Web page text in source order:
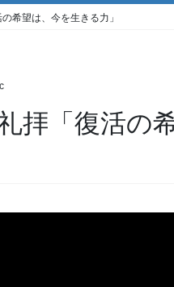
希望は、今を生きる力」
拝「復活の